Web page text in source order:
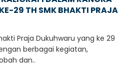
29 TH SMK BHAKTI PRAJA
Praja Dukuhwaru yang ke 29
berbagai kegiatan,
dan..